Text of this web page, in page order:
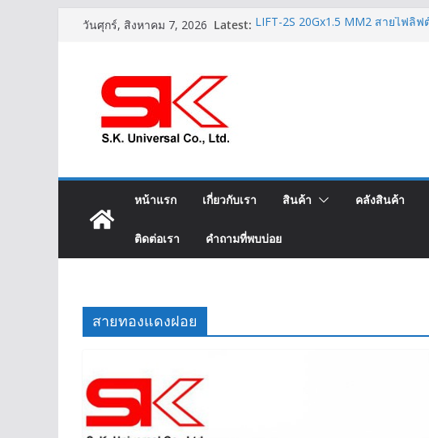
วันศุกร์, สิงหาคม 7, 2026 Latest: LIFT-2S 20Gx1.5 MM2 สายไฟลิฟ
หน้าแรก เกี่ยวกับเรา สินค้า คลังสินค้า
ติดต่อเรา คำถามที่พบบ่อย
สายทองแดงฝอย